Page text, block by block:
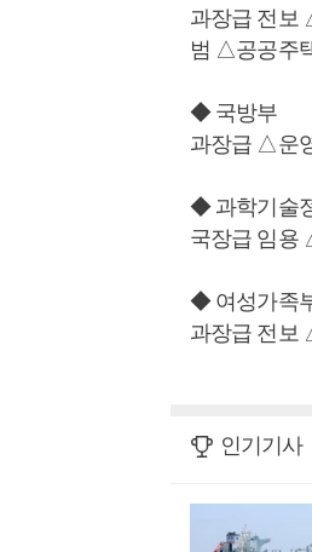
과장급 전보
범 △공공주
◆ 국방부
과장급 △운
◆ 과학기술
국장급 임용
◆ 여성가족
과장급 전보
인기기사